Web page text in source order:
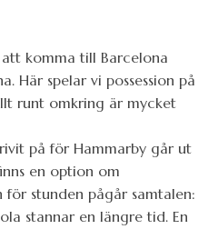
komma till Barcelona
Här spelar vi possession på
runt omkring är mycket
på för Hammarby går ut
en option om
stunden pågår samtalen:
stannar en längre tid. En